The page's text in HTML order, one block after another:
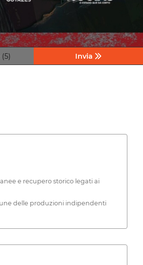
Invia
e recupero storico legati ai
delle produzioni indipendenti